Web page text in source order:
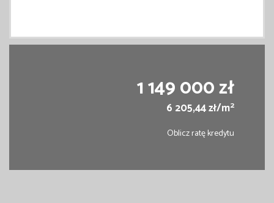
1 149 000 zł
6 205,44 zł/m2
Oblicz ratę kredytu